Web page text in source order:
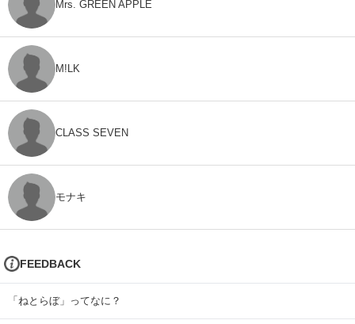
Mrs. GREEN APPLE
M!LK
CLASS SEVEN
モナキ
FEEDBACK
「ねとらぼ」ってなに？